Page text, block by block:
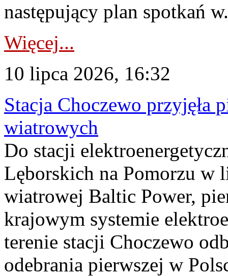
następujący plan spotkań
Więcej...
10 lipca 2026, 16:32
Stacja Choczewo przyjęła
wiatrowych
Do stacji
Lęborskich na Pomorzu w
wiatrowej Baltic Power,
krajowym systemie
terenie stacji Choczewo
odebrania pierwszej w